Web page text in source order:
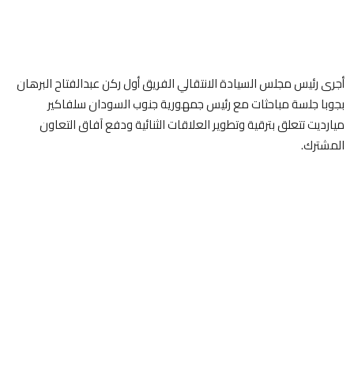
أجرى رئيس مجلس السيادة الانتقالي الفريق أول ركن عبدالفتاح البرهان
بجوبا جلسة مباحثات مع رئيس جمهورية جنوب السودان سلفاكير
ميارديت تتعلق بترقية وتطوير العلاقات الثنائية ودفع آفاق التعاون
المشترك.